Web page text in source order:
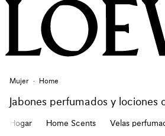
Mujer Home
Jabones perfumados y lociones
Hogar Home Scents Velas